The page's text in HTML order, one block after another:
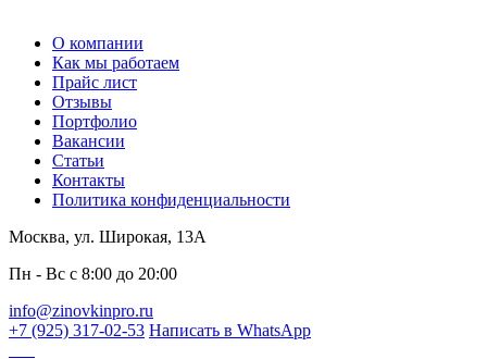
О компании
Как мы работаем
Прайс лист
Отзывы
Портфолио
Вакансии
Статьи
Контакты
Политика конфиденциальности
Москва, ул. Широкая, 13А
Пн - Вс с 8:00 до 20:00
info@zinovkinpro.ru
+7 (925) 317-02-53 Написать в WhatsApp